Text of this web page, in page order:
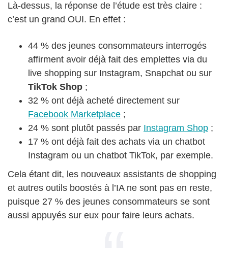
Là-dessus, la réponse de l’étude est très claire :
c’est un grand OUI. En effet :
44 % des jeunes consommateurs interrogés
affirment avoir déjà fait des emplettes via du
live shopping sur Instagram, Snapchat ou sur
TikTok Shop ;
32 % ont déjà acheté directement sur
Facebook Marketplace ;
24 % sont plutôt passés par Instagram Shop ;
17 % ont déjà fait des achats via un chatbot
Instagram ou un chatbot TikTok, par exemple.
Cela étant dit, les nouveaux assistants de shopping
et autres outils boostés à l’IA ne sont pas en reste,
puisque 27 % des jeunes consommateurs se sont
aussi appuyés sur eux pour faire leurs achats.